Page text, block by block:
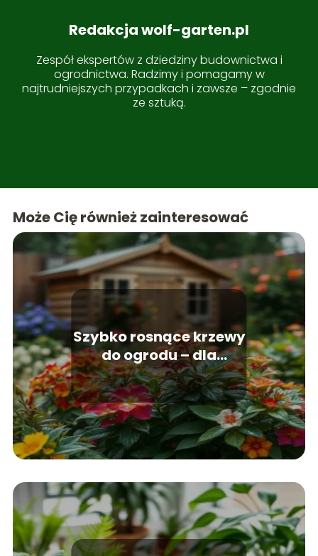
Redakcja wolf-garten.pl
Zespół ekspertów z dziedziny budownictwa i
ogrodnictwa. Radzimy i pomagamy w
najtrudniejszych przypadkach i zawsze – zgodnie
ze sztuką.
Może Cię również zainteresować
Szybko rosnące krzewy
do ogrodu – dla
niecierpliwych